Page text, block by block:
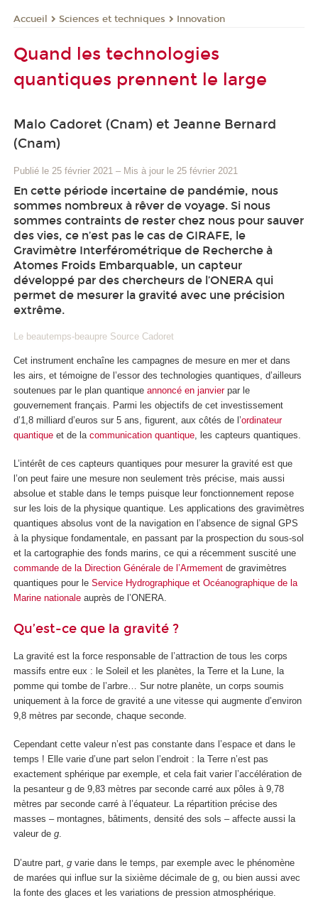
Accueil Sciences et techniques Innovation
Quand les technologies
quantiques prennent le large
Malo Cadoret (Cnam) et Jeanne Bernard
(Cnam)
Publié le 25 février 2021 – Mis à jour le 25 février 2021
En cette période incertaine de pandémie, nous
sommes nombreux à rêver de voyage. Si nous
sommes contraints de rester chez nous pour sauver
des vies, ce n’est pas le cas de GIRAFE, le
Gravimètre Interférométrique de Recherche à
Atomes Froids Embarquable, un capteur
développé par des chercheurs de l’ONERA qui
permet de mesurer la gravité avec une précision
extrême.
Le beautemps-beaupre Source Cadoret
Cet instrument enchaîne les campagnes de mesure en mer et dans
les airs, et témoigne de l’essor des technologies quantiques, d’ailleurs
soutenues par le plan quantique annoncé en janvierpar le
gouvernement français. Parmi les objectifs de cet investissement
d’1,8 milliard d’euros sur 5 ans, figurent, aux côtés de l’ordinateur
quantique et de la communication quantique , les capteurs quantiques.
L’intérêt de ces capteurs quantiques pour mesurer la gravité est que
l’on peut faire une mesure non seulement très précise, mais aussi
absolue et stable dans le temps puisque leur fonctionnement repose
sur les lois de la physique quantique. Les applications des gravimètres
quantiques absolus vont de la navigation en l’absence de signal GPS
à la physique fondamentale, en passant par la prospection du sous-sol
et la cartographie des fonds marins, ce qui a récemment suscité une
commande de la Direction Générale de l’Armement de gravimètres
quantiques pour le Service Hydrographique et Océanographique de la
Marine nationale auprès de l’ONERA.
Qu’est-ce que la gravité ?
La gravité est la force responsable de l’attraction de tous les corps
massifs entre eux : le Soleil et les planètes, la Terre et la Lune, la
pomme qui tombe de l’arbre… Sur notre planète, un corps soumis
uniquement à la force de gravité a une vitesse qui augmente d’environ
9,8 mètres par seconde, chaque seconde.
Cependant cette valeur n’est pas constante dans l’espace et dans le
temps ! Elle varie d’une part selon l’endroit : la Terre n’est pas
exactement sphérique par exemple, et cela fait varier l’accélération de
la pesanteur g de 9,83 mètres par seconde carré aux pôles à 9,78
mètres par seconde carré à l’équateur. La répartition précise des
masses – montagnes, bâtiments, densité des sols – affecte aussi la
valeur de g.
D’autre part, g varie dans le temps, par exemple avec le phénomène
de marées qui influe sur la sixième décimale de g, ou bien aussi avec
la fonte des glaces et les variations de pression atmosphérique.